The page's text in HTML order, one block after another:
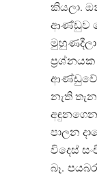
කියලා.
ආණ්ඩුව
ආණ්ඩුවේ
නැති
පාලන
විදෙස්
බෑ.